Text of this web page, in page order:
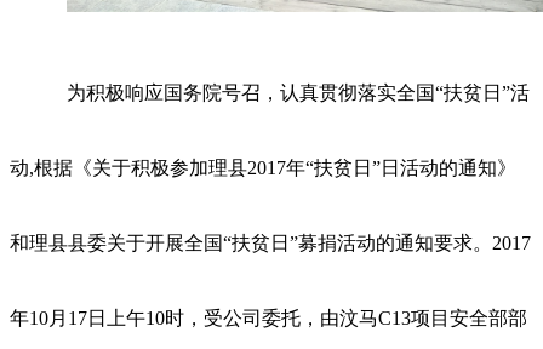
为积极响应国务院号召，认真贯彻落实全国“扶贫日”活
动,根据《关于积极参加理县2017年“扶贫日”日活动的通知》
和理县县委关于开展全国“扶贫日”募捐活动的通知要求。 2017
年10月 17日上午10时，受公司委托，由汶马C13项目安全部部